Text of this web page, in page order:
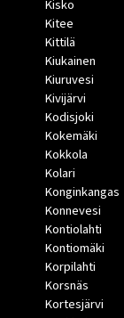
Kisko
Kitee
Kittilä
Kiukainen
Kiuruvesi
Kivijärvi
Kodisjoki
Kokemäki
Kokkola
Kolari
Konginkangas
Konnevesi
Kontiolahti
Kontiomäki
Korpilahti
Korsnäs
Kortesjärvi